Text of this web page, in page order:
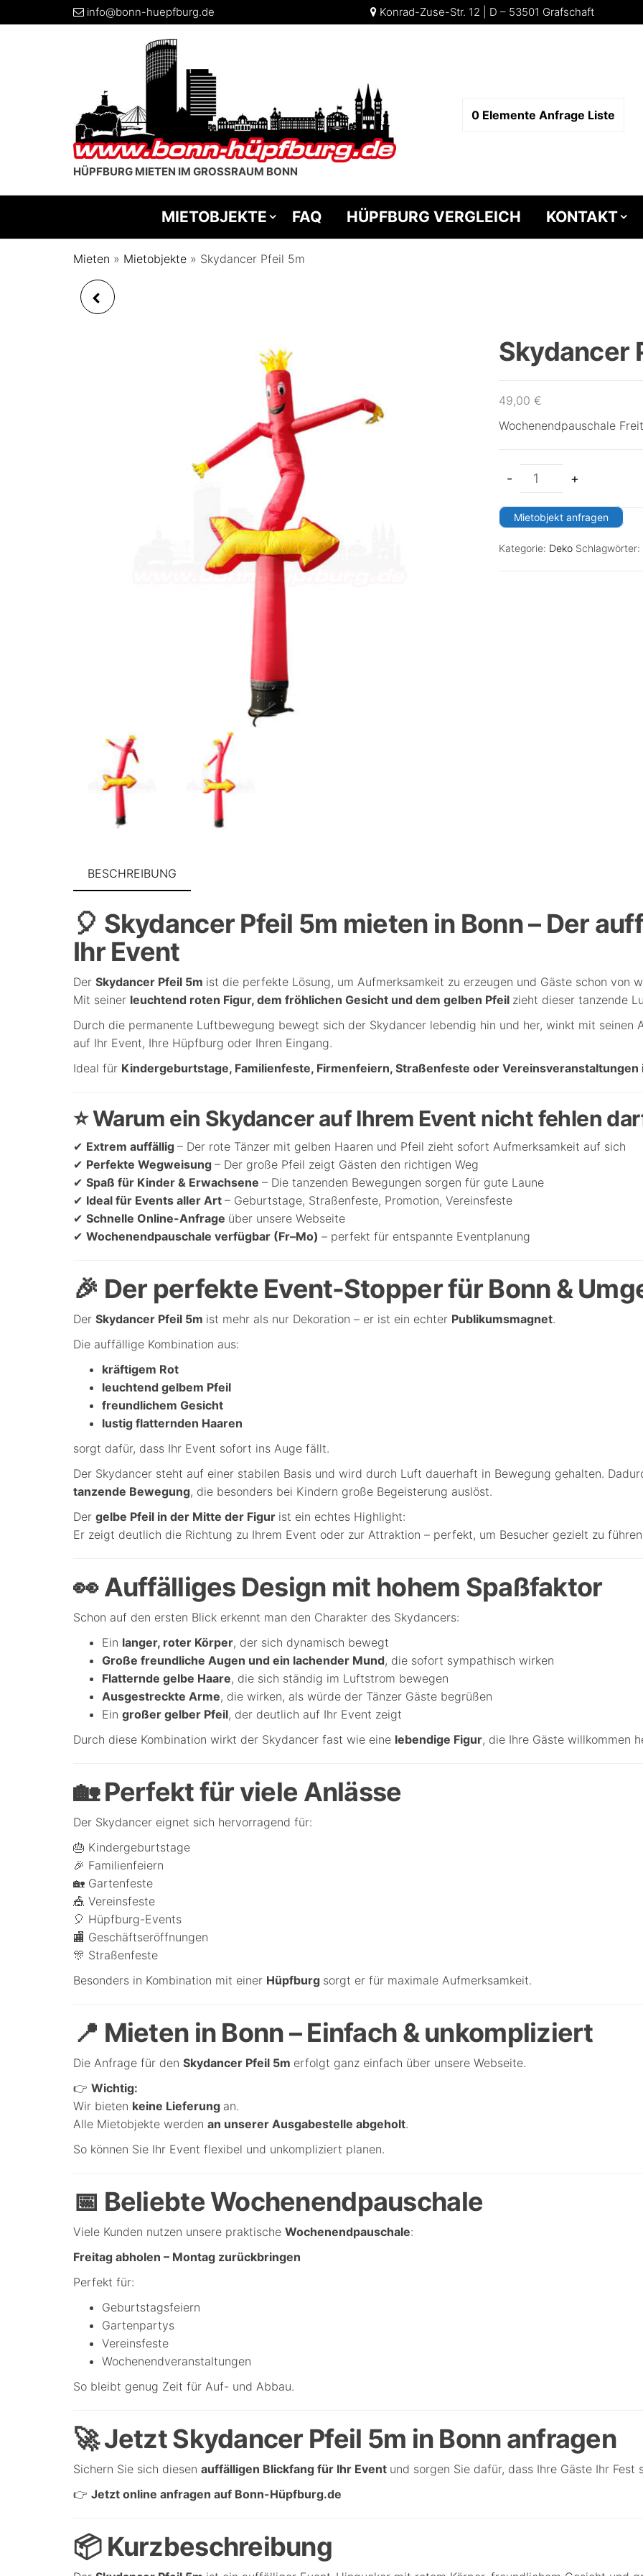
info@bonn-huepfburg.de Konrad-Zuse-Str. 12 | D – 53501 Grafschaft
HÜPFBURG MIETEN IM GROSSRAUM BONN
0 Elemente Anfrage Liste
MIETOBJEKTE FAQ HÜPFBURG VERGLEICH KONTAKT
Mieten » Mietobjekte » Skydancer Pfeil 5m
Skydancer
49,00 €
Wochenendpauschale
- +
Mietobjekt anfragen
Kategorie: Deko Schlagwörter:
BESCHREIBUNG
🎈 Skydancer Pfeil 5m mieten in Bonn – Der
Ihr Event
Der Skydancer Pfeil 5m ist die perfekte Lösung, um Aufmerksamkeit zu erzeugen und Gäste schon von
Mit seiner leuchtend roten Figur, dem fröhlichen Gesicht und dem gelben Pfeil zieht dieser tanzende
Durch die permanente Luftbewegung bewegt sich der Skydancer lebendig hin und her, winkt mit
auf Ihr Event, Ihre Hüpfburg oder Ihren Eingang.
Ideal für Kindergeburtstage, Familienfeste, Firmenfeiern, Straßenfeste oder Vereinsveranstaltungen
⭐ Warum ein Skydancer auf Ihrem Event nicht fehlen
✔ Extrem auffällig – Der rote Tänzer mit gelben Haaren und Pfeil zieht sofort Aufmerksamkeit auf sich
✔ Perfekte Wegweisung – Der große Pfeil zeigt Gästen den richtigen Weg
✔ Spaß für Kinder & Erwachsene – Die tanzenden Bewegungen sorgen für gute Laune
✔ Ideal für Events aller Art – Geburtstage, Straßenfeste, Promotion, Vereinsfeste
✔ Schnelle Online-Anfrage über unsere Webseite
✔ Wochenendpauschale verfügbar (Fr–Mo) – perfekt für entspannte Eventplanung
🎉 Der perfekte Event-Stopper für Bonn &
Der Skydancer Pfeil 5m ist mehr als nur Dekoration – er ist ein echter Publikumsmagnet.
Die auffällige Kombination aus:
kräftigem Rot
leuchtend gelbem Pfeil
freundlichem Gesicht
lustig flatternden Haaren
sorgt dafür, dass Ihr Event sofort ins Auge fällt.
Der Skydancer steht auf einer stabilen Basis und wird durch Luft dauerhaft in Bewegung gehalten.
tanzende Bewegung, die besonders bei Kindern große Begeisterung auslöst.
Der gelbe Pfeil in der Mitte der Figur ist ein echtes Highlight:
Er zeigt deutlich die Richtung zu Ihrem Event oder zur Attraktion – perfekt, um Besucher gezielt zu
👀 Auffälliges Design mit hohem Spaßfaktor
Schon auf den ersten Blick erkennt man den Charakter des Skydancers:
Ein langer, roter Körper, der sich dynamisch bewegt
Große freundliche Augen und ein lachender Mund, die sofort sympathisch wirken
Flatternde gelbe Haare, die sich ständig im Luftstrom bewegen
Ausgestreckte Arme, die wirken, als würde der Tänzer Gäste begrüßen
Ein großer gelber Pfeil, der deutlich auf Ihr Event zeigt
Durch diese Kombination wirkt der Skydancer fast wie eine lebendige Figur, die Ihre Gäste willkommen
🏡 Perfekt für viele Anlässe
Der Skydancer eignet sich hervorragend für:
🎂 Kindergeburtstage
🎉 Familienfeiern
🏡 Gartenfeste
🎪 Vereinsfeste
🎈 Hüpfburg-Events
🏬 Geschäftseröffnungen
🎊 Straßenfeste
Besonders in Kombination mit einer Hüpfburg sorgt er für maximale Aufmerksamkeit.
📍 Mieten in Bonn – Einfach & unkompliziert
Die Anfrage für den Skydancer Pfeil 5m erfolgt ganz einfach über unsere Webseite.
👉 Wichtig:
Wir bieten keine Lieferung an.
Alle Mietobjekte werden an unserer Ausgabestelle abgeholt.
So können Sie Ihr Event flexibel und unkompliziert planen.
📅 Beliebte Wochenendpauschale
Viele Kunden nutzen unsere praktische Wochenendpauschale:
Freitag abholen – Montag zurückbringen
Perfekt für:
Geburtstagsfeiern
Gartenpartys
Vereinsfeste
Wochenendveranstaltungen
So bleibt genug Zeit für Auf- und Abbau.
🚀 Jetzt Skydancer Pfeil 5m in Bonn anfragen
Sichern Sie sich diesen auffälligen Blickfang für Ihr Event und sorgen Sie dafür, dass Ihre Gäste Ihr
👉 Jetzt online anfragen auf Bonn-Hüpfburg.de
📦 Kurzbeschreibung